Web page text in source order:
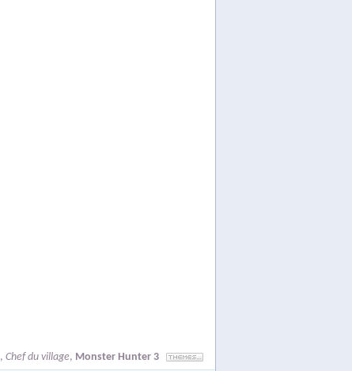
, Chef du village, Monster Hunter 3